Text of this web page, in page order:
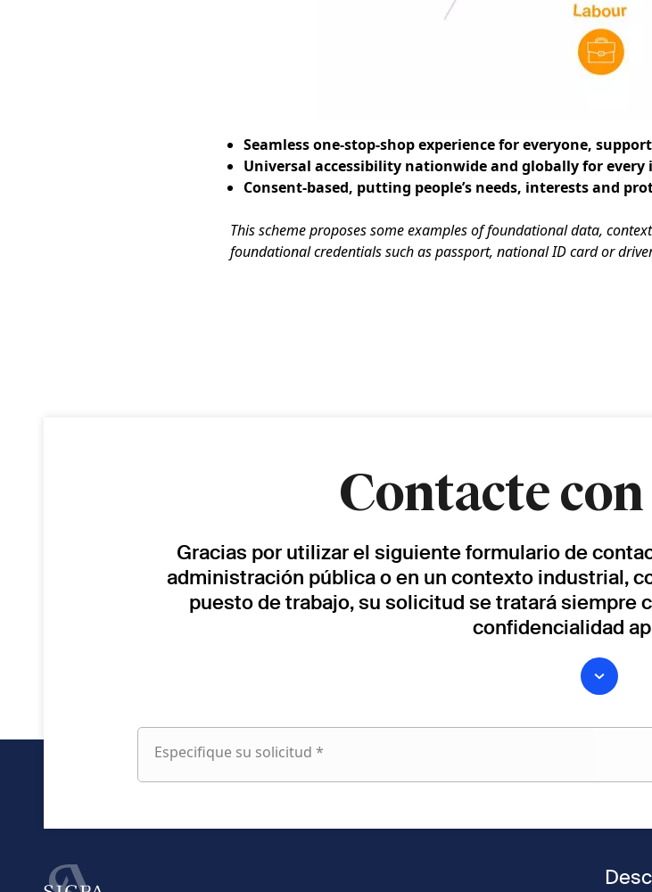
Seamless one-stop-shop experience for everyone,
Universal accessibility nationwide and globally for every
Consent-based, putting people’s needs, interests and
This scheme proposes some examples of foundational data,
foundational credentials such as passport, national ID card or
Contacte
Gracias por utilizar el siguiente formulario de
administración pública o en un contexto industrial,
puesto de trabajo, su solicitud se tratará siempre
confidencialidad
Especifique su solicitud *
Especifique